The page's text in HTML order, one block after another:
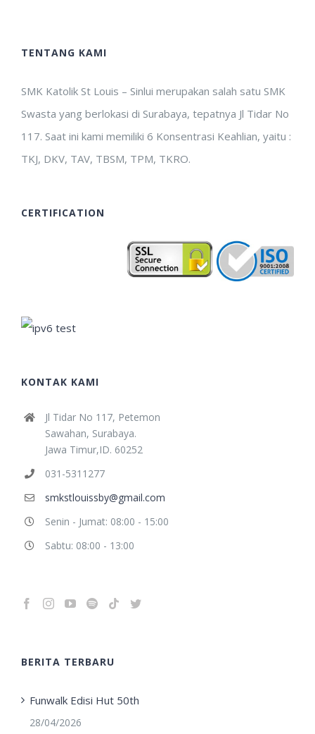
TENTANG KAMI
SMK Katolik St Louis – Sinlui merupakan salah satu SMK
Swasta yang berlokasi di Surabaya, tepatnya Jl Tidar No
117. Saat ini kami memiliki 6 Konsentrasi Keahlian, yaitu :
TKJ, DKV, TAV, TBSM, TPM, TKRO.
CERTIFICATION
KONTAK KAMI
Jl Tidar No 117, Petemon
Sawahan, Surabaya.
Jawa Timur,ID. 60252
031-5311277
smkstlouissby@gmail.com
Senin - Jumat: 08:00 - 15:00
Sabtu: 08:00 - 13:00
BERITA TERBARU
Funwalk Edisi Hut 50th
28/04/2026